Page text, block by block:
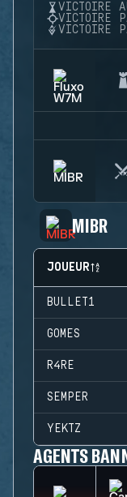
VICTOIRE
VICTOIRE
VICTOIRE
MIBR
JOUEUR
BULLET1
GOMES
R4RE
SEMPER
YEKTZ
AGENTS